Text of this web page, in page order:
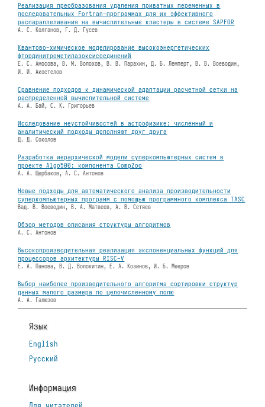
Реализация преобразования удаления приватных переменных в
последовательных Fortran-программах для их эффективного
распараллеливания на вычислительные кластеры в системе SAPFOR
А. С. Колганов, Г. Д. Гусев
Квантово-химическое моделирование высокоэнергетических
фтординитрометилазоксисоединений
Е. С. Амосова, В. М. Волохов, В. В. Парахин, Д. Б. Лемперт, В. В. Воеводин,
И. И. Акостелов
Сравнение подходов к динамической адаптации расчетной сетки на
распределенной вычислительной системе
А. А. Бай, С. К. Григорьев
Исследование неустойчивостей в астрофизике: численный и
аналитический подходы дополняют друг друга
Д. Д. Соколов
Разработка иерархической модели суперкомпьютерных систем в
проекте Algo500: компонента CompZoo
А. А. Щербаков, А. С. Антонов
Новые подходы для автоматического анализа производительности
суперкомпьютерных программ с помощью программного комплекса TASC
Вад. В. Воеводин, В. А. Матвеев, А. В. Сетяев
Обзор методов описания структуры алгоритмов
А. С. Антонов
Высокопроизводительная реализация экспоненциальных функций для
процессоров архитектуры RISC-V
Е. А. Панова, В. Д. Волокитин, Е. А. Козинов, И. Б. Мееров
Выбор наиболее производительного алгоритма сортировки структур
данных малого размера по целочисленному полю
А. А. Галюзов
Язык
English
Русский
Информация